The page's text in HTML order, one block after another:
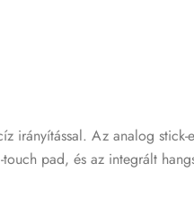
irányítással. Az analog stick-
pad, és az integrált